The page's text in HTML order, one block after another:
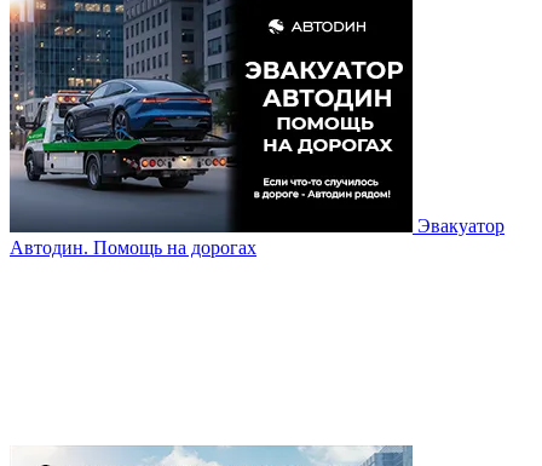
Эвакуатор
Автодин. Помощь на дорогах